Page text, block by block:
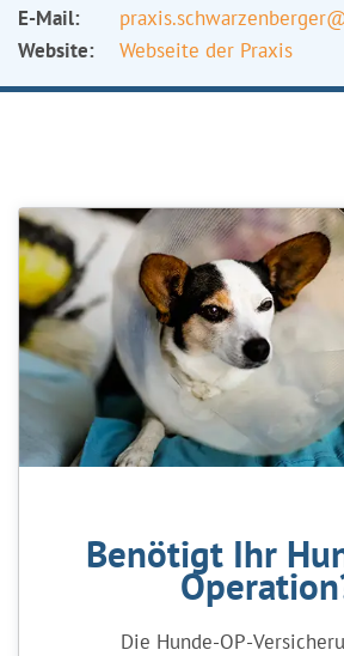
E-Mail:
Website:
Webseite der Praxis
Benötigt Ihr
Die Hunde-OP-